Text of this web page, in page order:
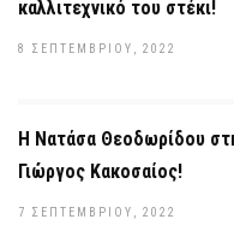
καλλιτεχνικό του στέκι!
8 ΣΕΠΤΕΜΒΡΊΟΥ, 2022
Η Νατάσα Θεοδωρίδου
Γιώργος Κακοσαίος!
7 ΣΕΠΤΕΜΒΡΊΟΥ, 2022